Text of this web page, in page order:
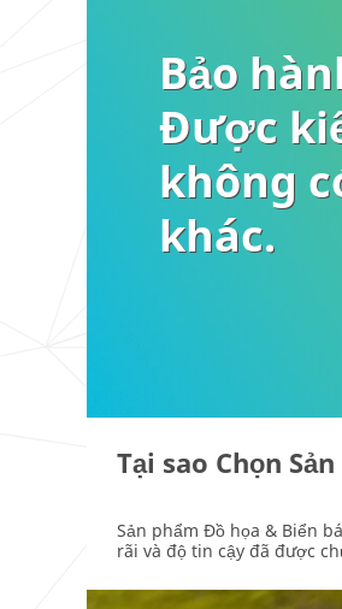
Bảo
Được
không
khác.
Tại sao Chọn
Sản phẩm Đồ họa & Biển
rãi và độ tin cậy đã được